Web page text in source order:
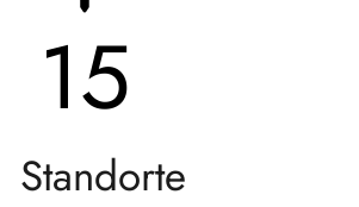
15
Standorte